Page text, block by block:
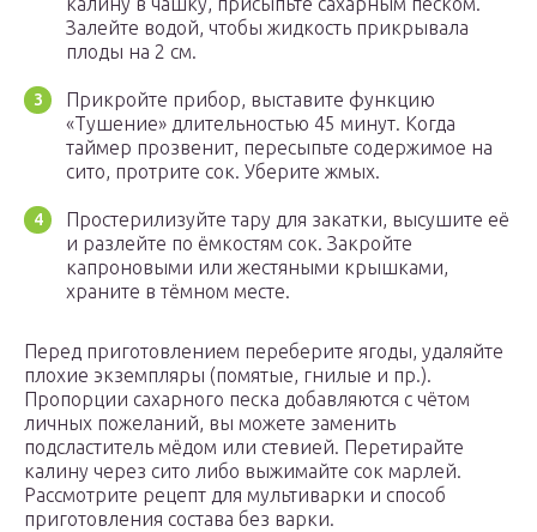
Залейте водой, чтобы жидкость прикрывала
плоды на 2 см.
Прикройте прибор, выставите функцию
«Тушение» длительностью 45 минут. Когда
таймер прозвенит, пересыпьте содержимое на
сито, протрите сок. Уберите жмых.
Простерилизуйте тару для закатки, высушите её
и разлейте по ёмкостям сок. Закройте
капроновыми или жестяными крышками,
храните в тёмном месте.
Перед приготовлением переберите ягоды, удаляйте
плохие экземпляры (помятые, гнилые и пр.).
Пропорции сахарного песка добавляются с чётом
личных пожеланий, вы можете заменить
подсластитель мёдом или стевией. Перетирайте
калину через сито либо выжимайте сок марлей.
Рассмотрите рецепт для мультиварки и способ
приготовления состава без варки.